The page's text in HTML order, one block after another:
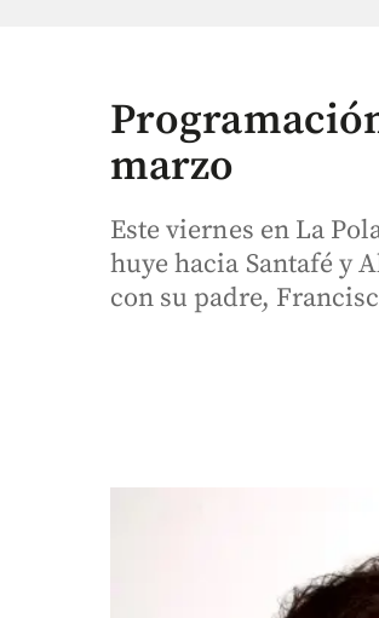
marzo
Este viernes en La
huye hacia Santafé y
con su padre,